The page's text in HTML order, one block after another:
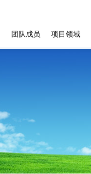
团队成员 项目领域